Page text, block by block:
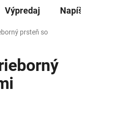
KOŠÍK
Výpredaj Napíšte nám
prsteň so